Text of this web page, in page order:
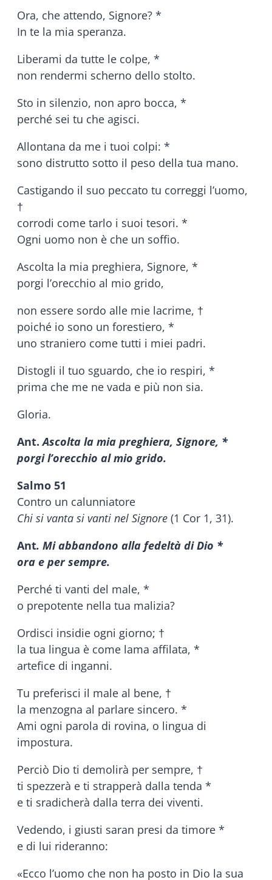
Ora, che attendo, Signore? *
In te la mia speranza.
Liberami da tutte le colpe, *
non rendermi scherno dello stolto.
Sto in silenzio, non apro bocca, *
perché sei tu che agisci.
Allontana da me i tuoi colpi: *
sono distrutto sotto il peso della tua mano.
Castigando il suo peccato tu correggi l’uomo,
†
corrodi come tarlo i suoi tesori. *
Ogni uomo non è che un soffio.
Ascolta la mia preghiera, Signore, *
porgi l’orecchio al mio grido,
non essere sordo alle mie lacrime, †
poiché io sono un forestiero, *
uno straniero come tutti i miei padri.
Distogli il tuo sguardo, che io respiri, *
prima che me ne vada e più non sia.
Gloria.
Ant.Ascolta la mia preghiera, Signore, *
porgi l’orecchio al mio grido.
Salmo 51
Contro un calunniatore
Chi si vanta si vanti nel Signore (1 Cor 1, 31).
Ant. Mi abbandono alla fedeltà di Dio *
ora e per sempre.
Perché ti vanti del male, *
o prepotente nella tua malizia?
Ordisci insidie ogni giorno; †
la tua lingua è come lama affilata, *
artefice di inganni.
Tu preferisci il male al bene, †
la menzogna al parlare sincero. *
Ami ogni parola di rovina, o lingua di
impostura.
Perciò Dio ti demolirà per sempre, †
ti spezzerà e ti strapperà dalla tenda *
e ti sradicherà dalla terra dei viventi.
Vedendo, i giusti saran presi da timore *
e di lui rideranno:
«Ecco l’uomo che non ha posto in Dio la sua